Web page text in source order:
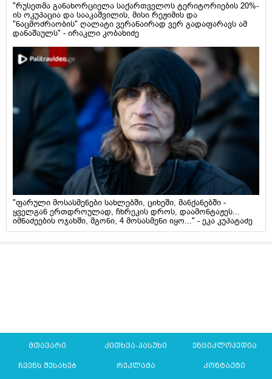
"რუსეთმა განახორციელა საქართველოს ტერიტორიების 20%-
ის ოკუპაცია და სააკაშვილის, მისი რეჟიმის და
"ნაცმოძრაობის" ღალატი ვერანაირად ვერ გადაფარავს ამ
დანაშაულს" - ირაკლი კობახიძე
"ფარული მოსასმენები სახლებში, ციხეში, მანქანებში -
ყველგან ერთდროულად, ჩხრეკის დროს, დაამონტაჟეს...
იმნაძეების ოჯახში, მგონი, 4 მოსასმენი იყო..." - ეკა კუპატაძე
მთავარი კითხვა-პასუხი ენციკლოპედია
ჩვენს შესახებ რეკლამა კონტაქტი